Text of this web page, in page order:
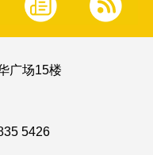
广场15楼
5426